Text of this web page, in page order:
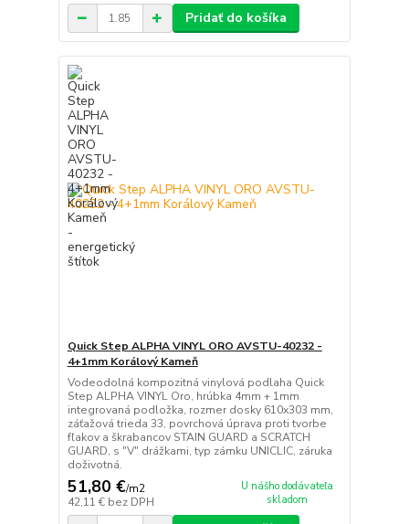
Pridať do košíka
Quick Step ALPHA VINYL ORO AVSTU-40232 -
4+1mm Korálový Kameň
Vodeodolná kompozitná vinylová podlaha Quick
Step ALPHA VINYL Oro, hrúbka 4mm + 1mm
integrovaná podložka, rozmer dosky 610x303 mm,
záťažová trieda 33, povrchová úprava proti tvorbe
fľakov a škrabancov STAIN GUARD a SCRATCH
GUARD, s "V" drážkami, typ zámku UNICLIC, záruka
doživotná.
51,80 €/m2
42,11 € bez DPH
U nášho dodávateľa
skladom